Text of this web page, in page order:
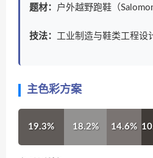
题材： 户外越野跑鞋（
技法： 工业制造与鞋类工程设
主色彩方案
19.3% 18.2% 14.6%